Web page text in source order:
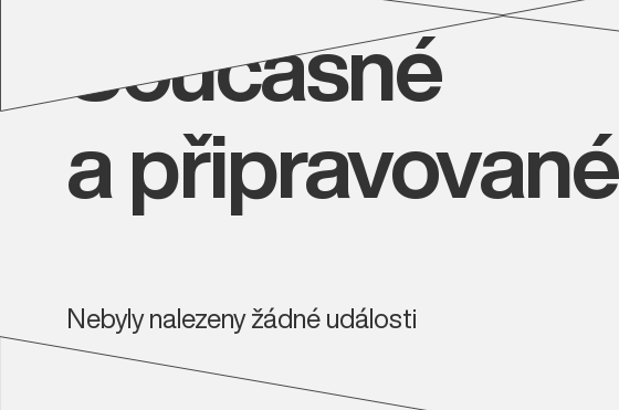
Současné
a připravované
Nebyly nalezeny žádné události